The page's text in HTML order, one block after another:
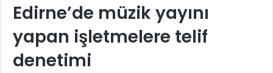
Edirne’de müzik yayını
yapan işletmelere telif
denetimi